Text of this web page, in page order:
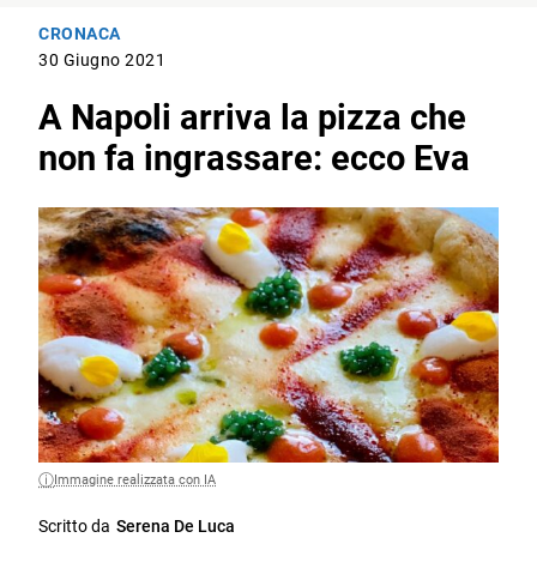
CRONACA
30 Giugno 2021
A Napoli arriva la pizza che
non fa ingrassare: ecco Eva
Immagine realizzata con IA
Scritto da Serena De Luca